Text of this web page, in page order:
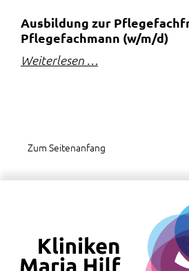
Ausbildung zur
Pflegefachmann (w/m/d)
Weiterlesen …
Zum Seitenanfang